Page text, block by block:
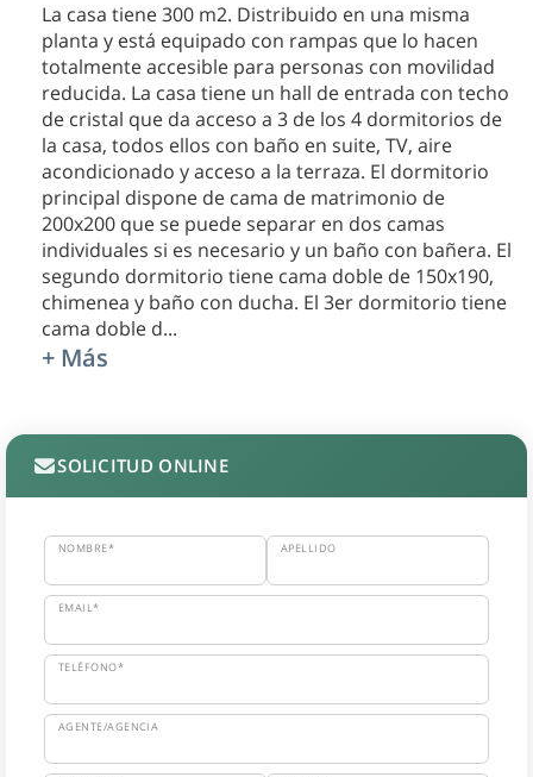
La casa tiene 300 m2. Distribuido en una misma
planta y está equipado con rampas que lo hacen
totalmente accesible para personas con movilidad
reducida. La casa tiene un hall de entrada con techo
de cristal que da acceso a 3 de los 4 dormitorios de
la casa, todos ellos con baño en suite, TV, aire
acondicionado y acceso a la terraza. El dormitorio
principal dispone de cama de matrimonio de
200x200 que se puede separar en dos camas
individuales si es necesario y un baño con bañera. El
segundo dormitorio tiene cama doble de 150x190,
chimenea y baño con ducha. El 3er dormitorio tiene
cama doble d...
+ Más
SOLICITUD ONLINE
NOMBRE* APELLIDO
EMAIL*
TELÉFONO*
AGENTE/AGENCIA